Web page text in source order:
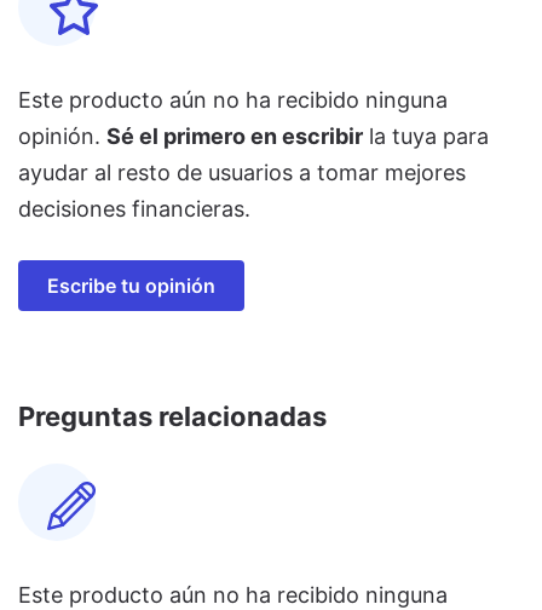
Este producto aún no ha recibido ninguna
opinión. Sé el primero en escribir la tuya para
ayudar al resto de usuarios a tomar mejores
decisiones financieras.
Escribe tu opinión
Preguntas relacionadas
Este producto aún no ha recibido ninguna